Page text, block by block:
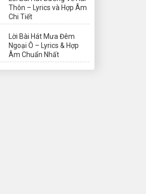
Thôn – Lyrics và Hợp Âm
Chi Tiết
Lời Bài Hát Mưa Đêm
Ngoại Ô – Lyrics & Hợp
Âm Chuẩn Nhất